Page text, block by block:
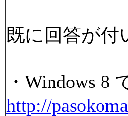
既に回答が
・Windows 8
http://